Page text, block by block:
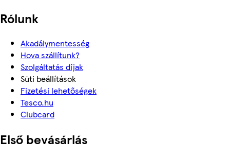
Rólunk
Akadálymentesség
Hova szállítunk?
Szolgáltatás díjak
Süti beállítások
Fizetési lehetőségek
Tesco.hu
Clubcard
Első bevásárlás